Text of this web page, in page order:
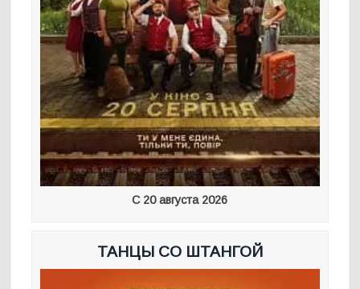
С 20 августа 2026
ТАНЦЫ СО ШТАНГОЙ